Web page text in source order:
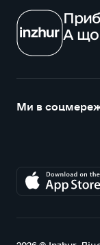
А що
Ми в